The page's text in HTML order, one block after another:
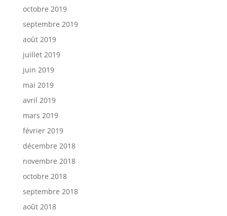
octobre 2019
septembre 2019
août 2019
juillet 2019
juin 2019
mai 2019
avril 2019
mars 2019
février 2019
décembre 2018
novembre 2018
octobre 2018
septembre 2018
août 2018